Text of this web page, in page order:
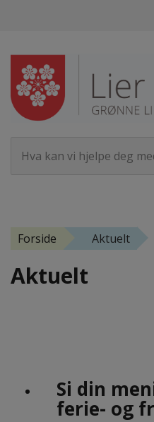
Forside Aktuelt
Aktuelt
Si din
ferie- og